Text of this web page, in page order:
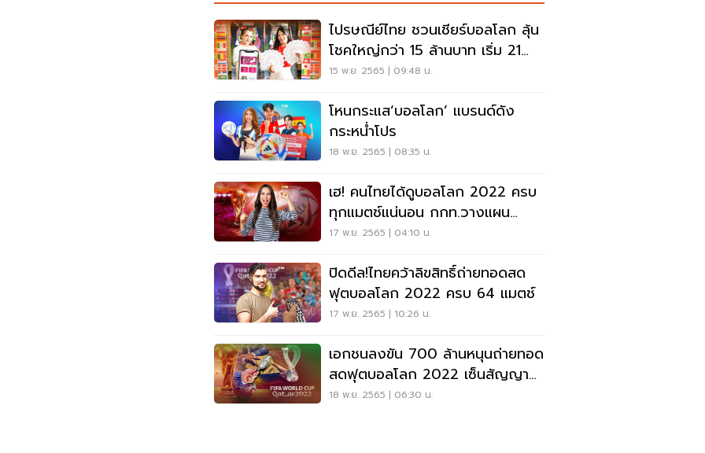
ไปรษณีย์ไทย ชวนเชียร์บอลโลก ลุ้น
โชคใหญ่กว่า 15 ล้านบาท เริ่ม 21
พ.ย.
15 พ.ย. 2565 | 09:48 น.
โหนกระแส‘บอลโลก’ แบรนด์ดัง
กระหน่ำโปร
18 พ.ย. 2565 | 08:35 น.
เฮ! คนไทยได้ดูบอลโลก 2022 ครบ
ทุกแมตช์แน่นอน กกท.วางแผน
ถ่ายทอดแล้ว
17 พ.ย. 2565 | 04:10 น.
ปิดดีล!ไทยคว้าลิขสิทธิ์ถ่ายทอดสด
ฟุตบอลโลก 2022 ครบ 64 แมตช์
17 พ.ย. 2565 | 10:26 น.
เอกชนลงขัน 700 ล้านหนุนถ่ายทอด
สดฟุตบอลโลก 2022 เซ็นสัญญา
ฟีฟ่าวันนี้
18 พ.ย. 2565 | 06:30 น.